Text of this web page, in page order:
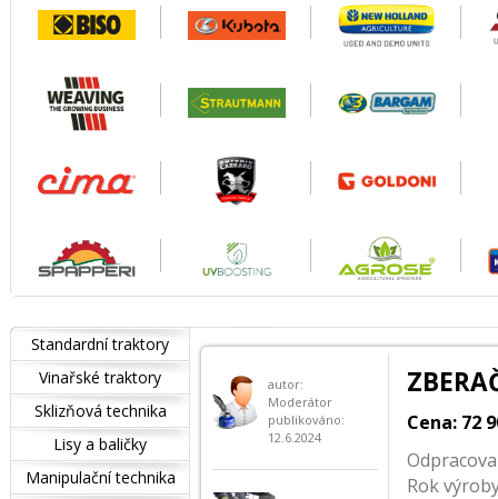
autor:
Moderátor
publikováno:
12.6.2024
Cena: 72
Rok
Standardní traktory
Vinařské traktory
Sklizňová technika
Lisy a baličky
Manipulační technika